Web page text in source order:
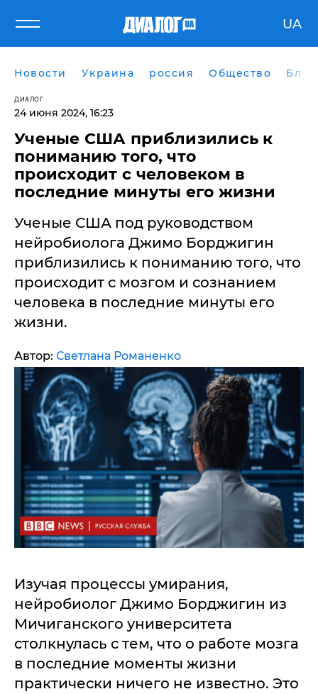
UA
Новости Украина россия Общество
ДИАЛОГ
24 июня 2024, 16:23
Ученые США приблизились к
пониманию того, что
происходит с человеком в
последние минуты его жизни
Ученые США под руководством
нейробиолога Джимо Борджигин
приблизились к пониманию того, что
происходит с мозгом и сознанием
человека в последние минуты его
жизни.
Автор: Светлана Романенко
Изучая процессы умирания,
нейробиолог Джимо Борджигин из
Мичиганского университета
столкнулась с тем, что о работе мозга
в последние моменты жизни
практически ничего не известно. Это